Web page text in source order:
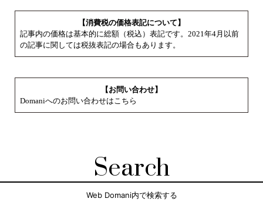
【消費税の価格表記について】
記事内の価格は基本的に総額（税込）表記です。2021年4月以前
の記事に関しては税抜表記の場合もあります。
【お問い合わせ】
Domaniへのお問い合わせはこちら
Search
Web Domani内で検索する